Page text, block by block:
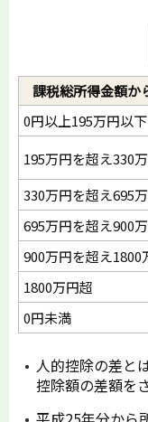
課税総所得金額か
0円以上195万円以下
195万円を超え330
330万円を超え695
695万円を超え900
900万円を超え1800
1800万円超
0円未満
人的控除の差と
控除額の差額を